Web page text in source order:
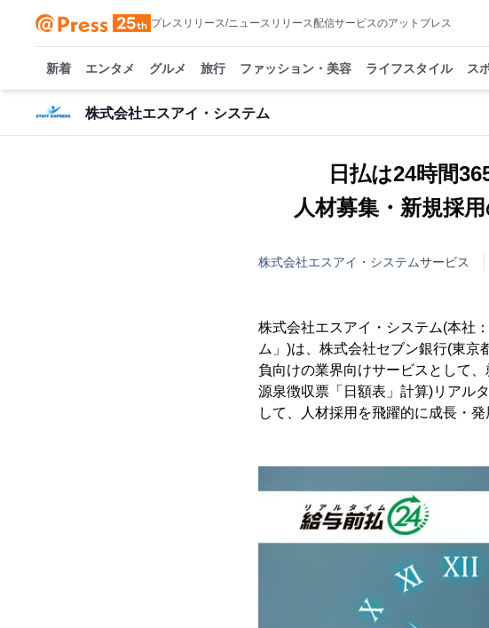
プレスリリース/ニュースリリース配信サービスのアットプレス
新着 エンタメ グルメ 旅行 ファッション・美容 ライフスタイル ス
株式会社エスアイ・システム
日払は24時間
人材募集・新規採
株式会社エスアイ・システムサービス
株式会社エスアイ・システム(本社
ム」)は、株式会社セブン銀行(東
負向けの業界向けサービスとして
源泉徴収票「日額表」計算)リアル
して、人材採用を飛躍的に成長・発